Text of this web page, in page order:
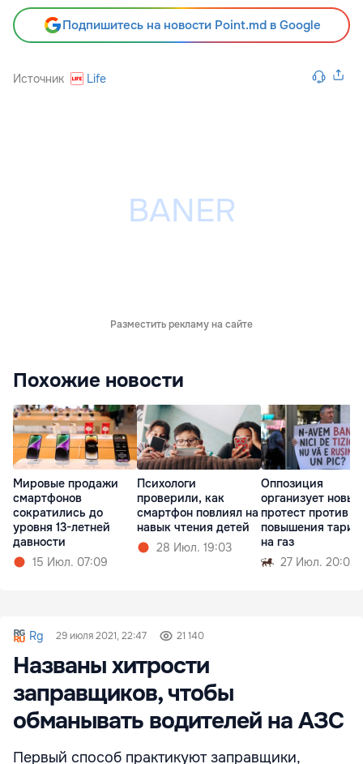
Подпишитесь на новости Point.md в Google
Источник Life
Разместить рекламу на сайте
Похожие новости
Мировые продажи
смартфонов
сократились до
уровня 13-летней
давности
15 Июл. 07:09
Психологи
проверили, как
смартфон повлиял на
навык чтения детей
28 Июл. 19:03
Оппозиция
организует новый
протест против
повышения
на газ
27 Июл. 20:09
Rg 29 июля 2021, 22:47 21 140
Названы хитрости
заправщиков, чтобы
обманывать водителей на АЗС
Первый способ практикуют заправщики,